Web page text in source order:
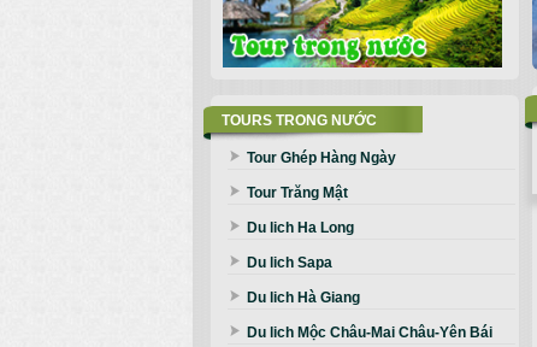
TOURS TRONG NƯỚC
Tour Ghép Hàng Ngày
Tour Trăng Mật
Du lich Ha Long
Du lich Sapa
Du lich Hà Giang
Du lich Mộc Châu-Mai Châu-Yên Bái